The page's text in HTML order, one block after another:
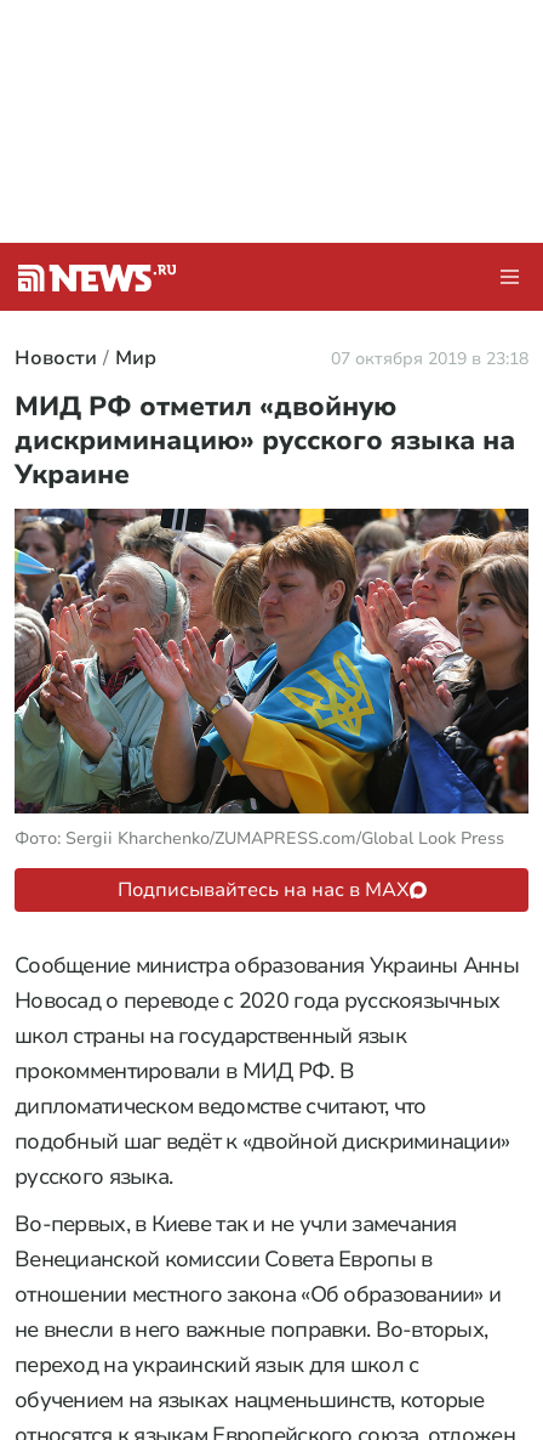
Новости Мир 07 октября 2019 в 23:18
МИД РФ отметил «двойную
дискриминацию» русского языка на
Украине
Фото: Sergii Kharchenko/ZUMAPRESS.com/Global Look Press
Подписывайтесь на нас в MAX
Сообщение министра образования Украины Анны
Новосад о переводе с 2020 года русскоязычных
школ страны на государственный язык
прокомментировали в МИД РФ. В
дипломатическом ведомстве считают, что
подобный шаг ведёт к «двойной дискриминации»
русского языка.
Во-первых, в Киеве так и не учли замечания
Венецианской комиссии Совета Европы в
отношении местного закона «Об образовании» и
не внесли в него важные поправки. Во-вторых,
переход на украинский язык для школ с
обучением на языках нацменьшинств, которые